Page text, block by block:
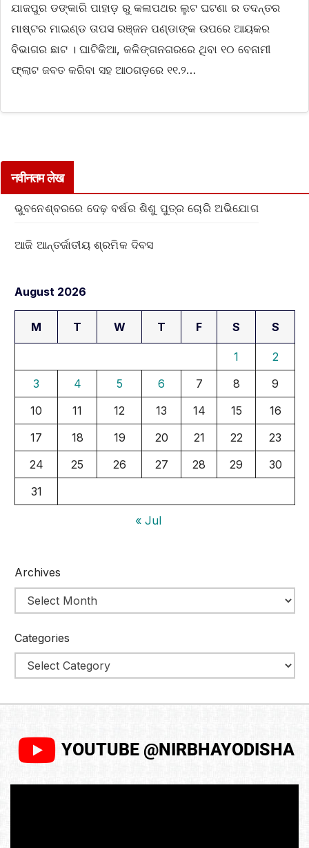
ଯାଜପୁର ଡଙ୍କାରି ପାହାଡ଼ ରୁ କଳାପଥର ଲୁଟ ଘଟଣା ର ତଦନ୍ତର
ମାଷ୍ଟର ମାଇଣ୍ଡ ତାପସ ରଞ୍ଜନ ପଣ୍ଡାଙ୍କ ଉପରେ ଆୟକର
ବିଭାଗର ଛାଟ । ଘାଟିକିଆ, କଳିଙ୍ଗନଗରରେ ଥିବା ୧୦ ବେନାମୀ
ଫ୍ଲାଟ ଜବତ କରିବା ସହ ଆଠଗଡ଼ରେ ୧୧.୨…
नवीनतम लेख
ଭୁବନେଶ୍ବରରେ ଦେଢ଼ ବର୍ଷର ଶିଶୁ ପୁତ୍ର ଚୋରି ଅଭିଯୋଗ
ଆଜି ଆନ୍ତର୍ଜାତୀୟ ଶ୍ରମିକ ଦିବସ
August 2026
M T W T F S S
1
2
3
4 5 6 7 8
9
10
11 12 13 14 15
16
17
18 19 20 21 22
23
24
25 26 27 28 29
30
31
« Jul
Archives
Categories
YOUTUBE @NIRBHAYODISHA